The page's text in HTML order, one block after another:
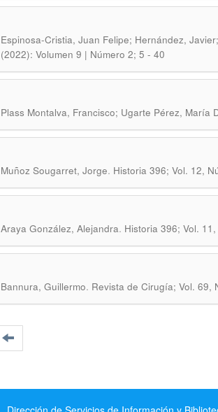
Espinosa-Cristia, Juan Felipe; Hernández,
(2022): Volumen 9 | Número 2; 5 - 40
Plass Montalva, Francisco; Ugarte Pérez, María
Muñoz Sougarret, Jorge. Historia 396; Vol. 12,
Araya González, Alejandra. Historia 396; Vol.
Bannura, Guillermo. Revista de Cirugía; Vol. 69,